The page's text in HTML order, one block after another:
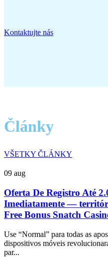
Kontaktujte nás
Články
VŠETKY ČLÁNKY
09 aug
Oferta De Registro Até
Imediatamente —
Free Bonus Snatch
Use “Normal” para todas as
dispositivos móveis
par...